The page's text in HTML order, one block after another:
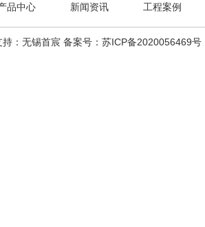
品中心 新闻资讯 工程案例
持：无锡首宸 备案号：苏ICP备2020056469号